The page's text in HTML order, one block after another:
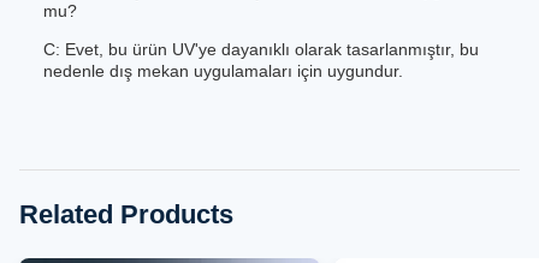
mu?
C: Evet, bu ürün UV'ye dayanıklı olarak tasarlanmıştır, bu
nedenle dış mekan uygulamaları için uygundur.
Related Products